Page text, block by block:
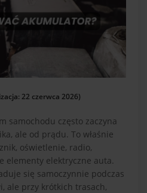
22 czerwca 2026)
samochodu często zaczyna
ale od prądu. To właśnie
oświetlenie, radio,
elementy elektryczne auta.
się samoczynnie podczas
ale przy krótkich trasach,